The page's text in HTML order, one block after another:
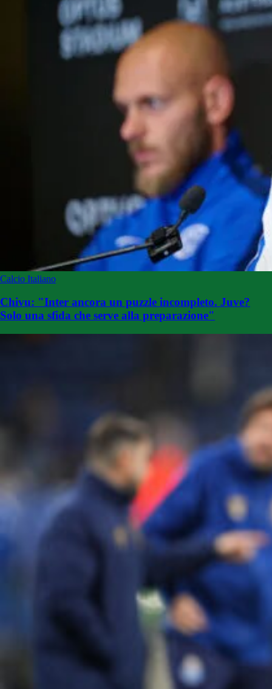
Calcio Italiano
Chivu: "Inter ancora un puzzle incompleto. Juve?
Solo una sfida che serve alla preparazione"